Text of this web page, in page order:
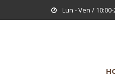
Lun - Ven /